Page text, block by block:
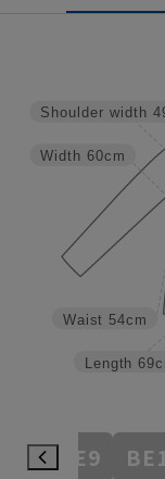
Length
Waist 54cm
Width 60cm
Shoulder width
BE9